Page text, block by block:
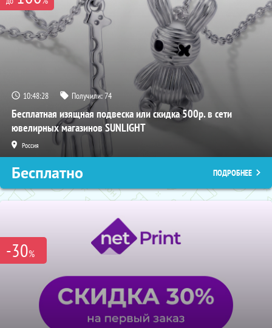
10:48:27 Получили:74
Бесплатная изящная подвеска или скидка 500р. в сети
ювелирных магазинов SUNLIGHT
Россия
Бесплатно ПОДРОБНЕЕ
-30%